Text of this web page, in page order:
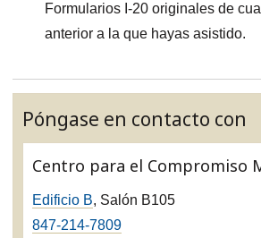
Formularios I-20 originales de
anterior a la que hayas asistido.
Póngase en contacto con
Centro para el Compromiso
Edificio B, Salón B105
847-214-7809